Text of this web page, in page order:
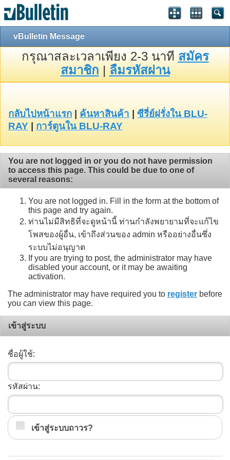
vBulletin Message
กรุณาสละเวลาเพียง 2-3 นาที สมัคร
สมาชิก | ลืมรหัสผ่าน
กลับไปหน้าแรก ค้นหาสินค้า
ซีรี่ย์ฝรั่งใน BLU-
RAY
การ์ตูนใน BLU-RAY
You are not logged in or you do not have permission
to access this page. This could be due to one of
several reasons:
You are not logged in. Fill in the form at the bottom of
this page and try again.
ท่านไม่มีสิทธิที่จะดูหน้านี้ ท่านกำลังพยายามที่จะแก้ไข
โพสของผู้อื่น, เข้าถึงส่วนของ admin หรืออย่างอื่นซึ่ง
ระบบไม่อนุญาต
If you are trying to post, the administrator may have
disabled your account, or it may be awaiting
activation.
The administrator may have required you to register before
you can view this page.
เข้าสู่ระบบ
ชื่อผู้ใช้:
รหัสผ่าน:
เข้าสู่ระบบถาวร?